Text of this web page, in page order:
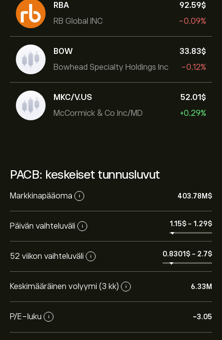
RBA
RB Global INC
92.59‎$‎
-0.09%
BOW
Bowhead Specialty Holdings Inc
33.83‎$‎
-0.12%
MKC/V.US
McCormick & Co Inc/MD
52.01‎$‎
+0.29%
PACB: keskeiset tunnusluvut
Markkinapääoma i 403.78M‎$‎
Päivän vaihteluväli i 1.15‎$‎ - 1.29‎$‎
52 viikon vaihteluväli i 0.8301‎$‎ - 2.7‎$‎
Keskimääräinen volyymi (3 kk) i 6.33M
P/E-luku i -3.05